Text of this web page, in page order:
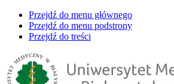
Przejdź do menu głównego
Przejdź do menu podstrony
Przejdź do treści